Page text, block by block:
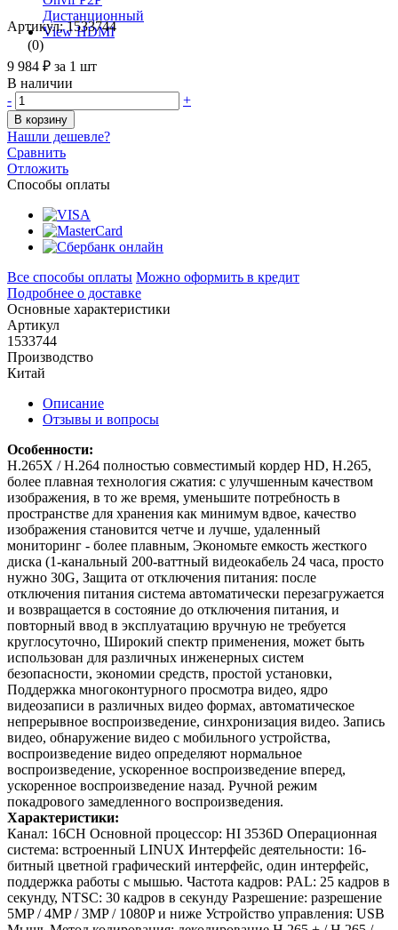
Артикул: 1533744
(0)
9 984 ₽ за 1 шт
В наличии
-
+
В корзину
Нашли дешевле?
Сравнить
Отложить
Способы оплаты
Все способы оплаты Можно оформить в кредит
Подробнее о доставке
Основные характеристики
Артикул
1533744
Производство
Китай
Описание
Отзывы и вопросы
Особенности:
H.265X / H.264 полностью совместимый кордер HD, H.265,
более плавная технология сжатия: с улучшенным качеством
изображения, в то же время, уменьшите потребность в
пространстве для хранения как минимум вдвое, качество
изображения становится четче и лучше, удаленный
мониторинг - более плавным, Экономьте емкость жесткого
диска (1-канальный 200-ваттный видеокабель 24 часа, просто
нужно 30G, Защита от отключения питания: после
отключения питания система автоматически перезагружается
и возвращается в состояние до отключения питания, и
повторный ввод в эксплуатацию вручную не требуется
круглосуточно, Широкий спектр применения, может быть
использован для различных инженерных систем
безопасности, экономии средств, простой установки,
Поддержка многоконтурного просмотра видео, ядро
видеозаписи в различных видео формах, автоматическое
непрерывное воспроизведение, синхронизация видео. Запись
видео, обнаружение видео с мобильного устройства,
воспроизведение видео определяют нормальное
воспроизведение, ускоренное воспроизведение вперед,
ускоренное воспроизведение назад. Ручной режим
покадрового замедленного воспроизведения.
Характеристики:
Канал: 16CH Основной процессор: HI 3536D Операционная
система: встроенный LINUX Интерфейс деятельности: 16-
битный цветной графический интерфейс, один интерфейс,
поддержка работы с мышью. Частота кадров: PAL: 25 кадров в
секунду, NTSC: 30 кадров в секунду Разрешение: разрешение
5MP / 4MP / 3MP / 1080P и ниже Устройство управления: USB